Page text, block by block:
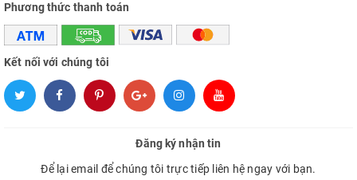
Phương thức thanh toán
Kết nối với chúng tôi
Đăng ký nhận tin
Để lại email để chúng tôi trực tiếp liên hệ ngay với bạn.